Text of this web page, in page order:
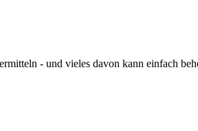
- und vieles davon kann einfach